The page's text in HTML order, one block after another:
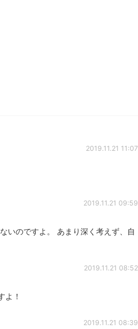
2019.11.21 11:07
2019.11.21 09:59
いのですよ。 あまり深く考えず、自
2019.11.21 08:52
よ！
2019.11.21 08:39